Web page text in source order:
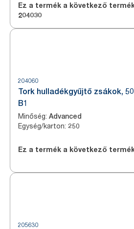
Ez a termék a következő
204030
204060
Tork hulladékgyűjtő zsákok,
B1
Minőség: Advanced
Egység/karton: 250
Ez a termék a következő
205630